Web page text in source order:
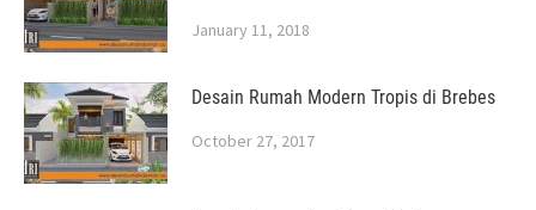
January 11, 2018
Desain Rumah Modern Tropis di Brebes
October 27, 2017